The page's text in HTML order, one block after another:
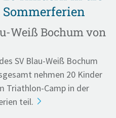
Sommerferien
Weiß Bochum von
SV Blau-Weiß Bochum
nehmen 20 Kinder
Triathlon-Camp in der
teil.